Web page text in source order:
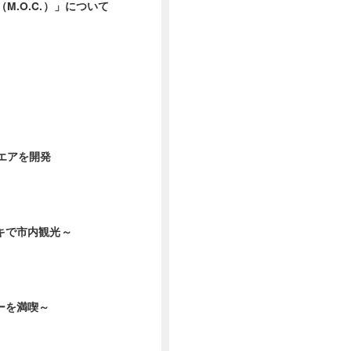
）」について
アを開発
市内観光～
満喫～